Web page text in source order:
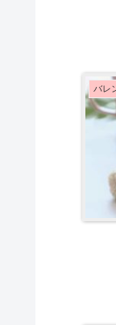
バレ